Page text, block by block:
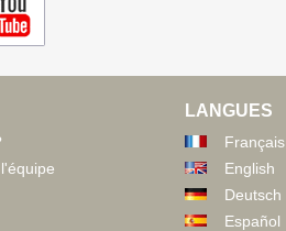
LANGUES
Français
English
Deutsch
Español